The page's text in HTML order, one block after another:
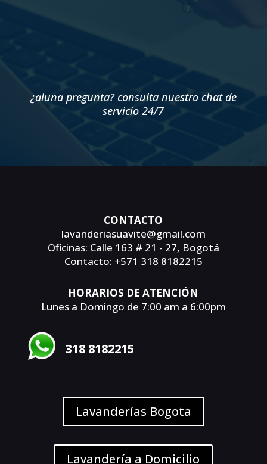
¿aluna pregunta? consulta nuestro chat de
servicio 24/7
CONTACTO
lavanderiasuavite@gmail.com
Oficinas: Calle 163 # 21 - 27, Bogotá
Contacto: +571 318 8182215
HORARIOS DE ATENCIÓN
Lunes a Domingo de 7:00 am a 6:00pm
318 8182215
Lavanderías Bogota
Lavandería a Domicilio